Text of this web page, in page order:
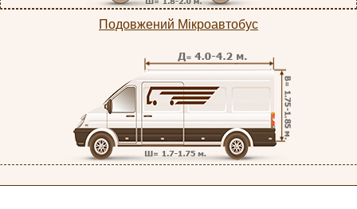
Подовжений Мікроавтобус